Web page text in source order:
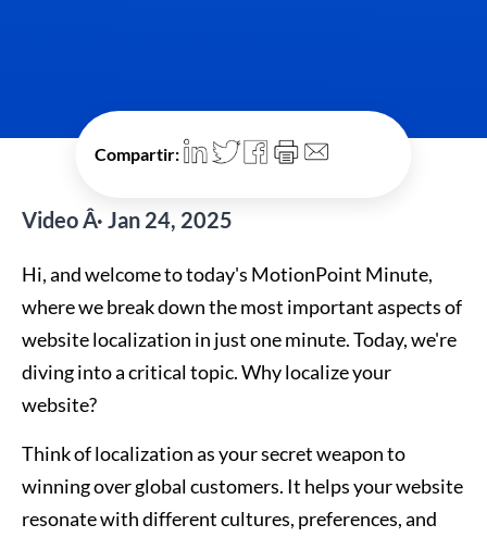
Compartir:
Video Â· Jan 24, 2025
Hi, and welcome to today's MotionPoint Minute,
where we break down the most important aspects of
website localization in just one minute. Today, we're
diving into a critical topic. Why localize your
website?
Think of localization as your secret weapon to
winning over global customers. It helps your website
resonate with different cultures, preferences, and